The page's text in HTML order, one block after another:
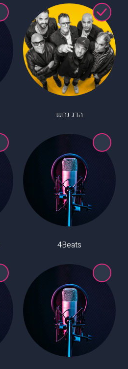
הדג נחש
4Beats